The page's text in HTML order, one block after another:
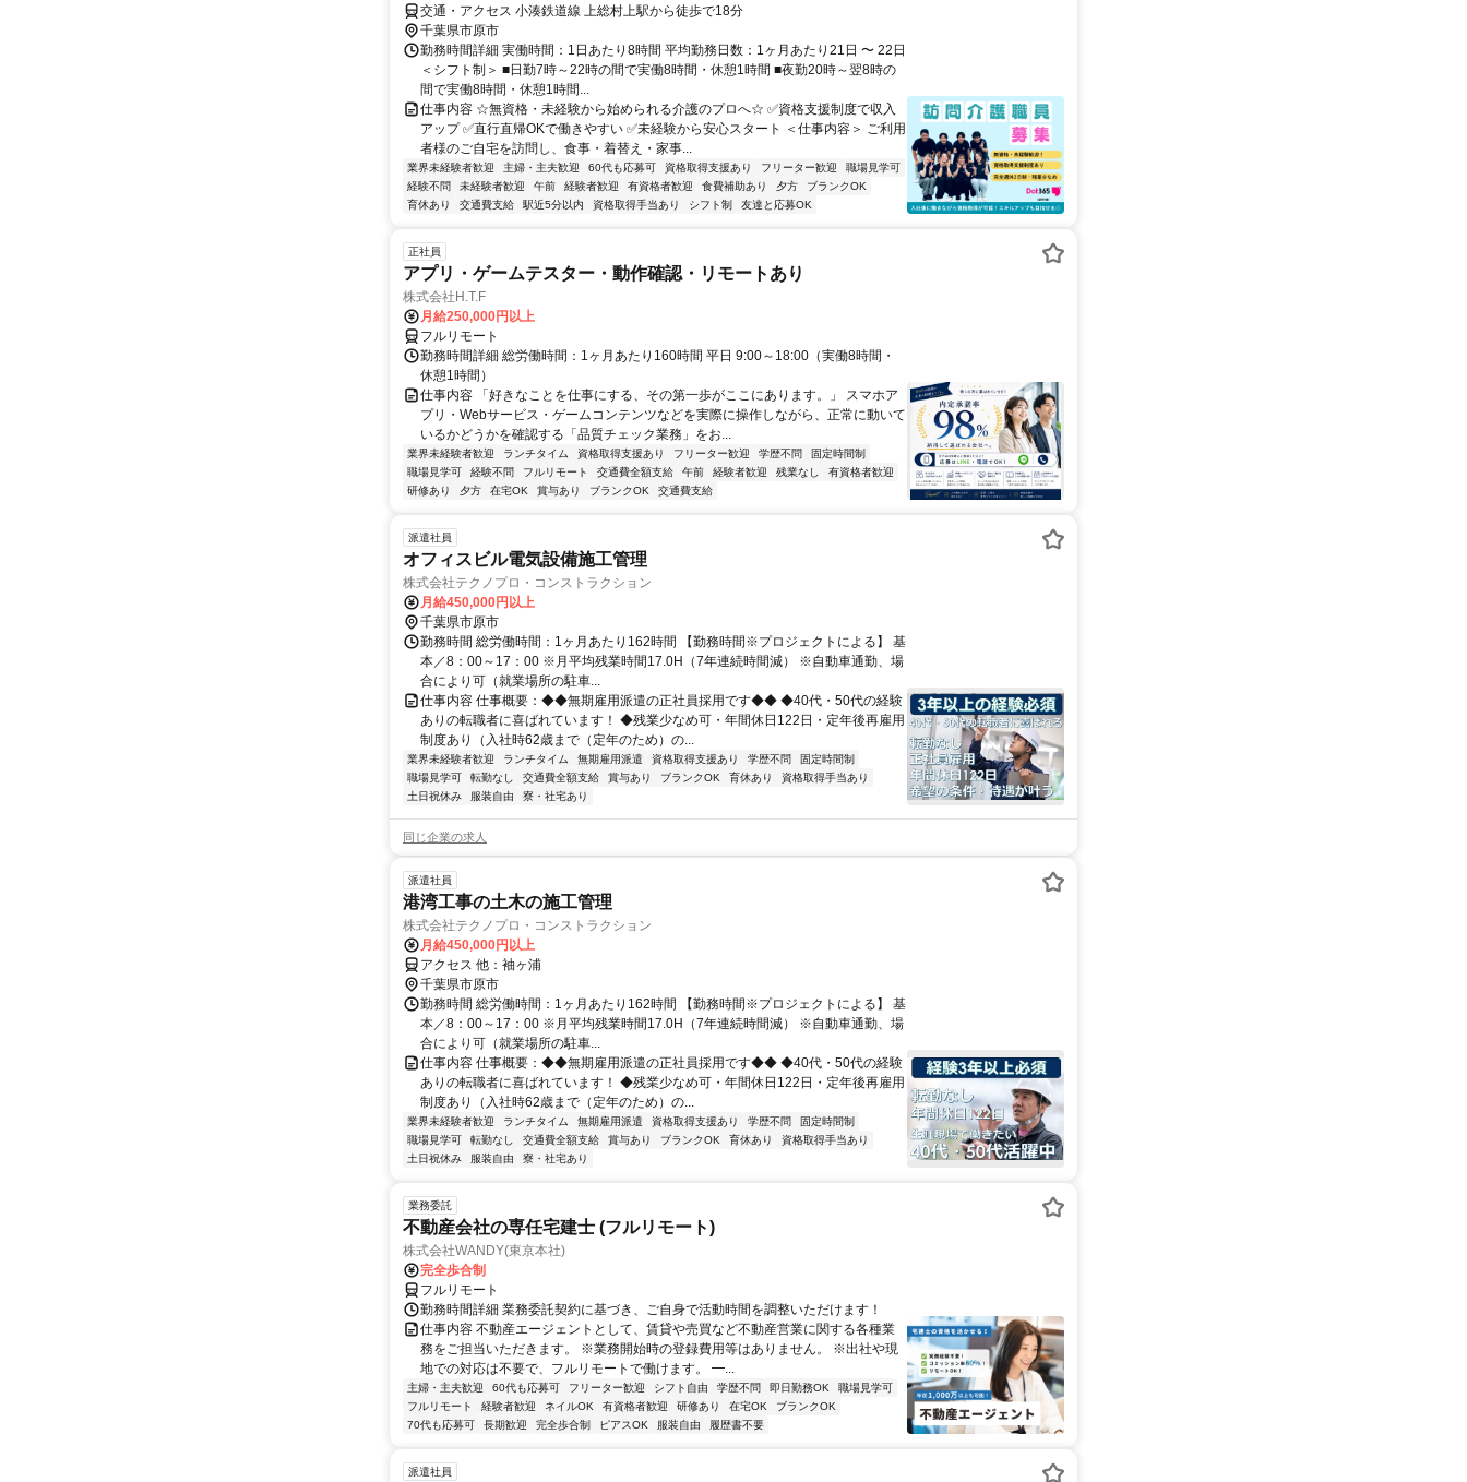
交通・アクセス 小湊鉄道線 上総村上駅から徒歩で18分
千葉県市原市
勤務時間詳細 実働時間：1日あたり8時間 平均勤務日数：1ヶ月あたり21日 〜 22日
＜シフト制＞ ■⽇勤7時～22時の間で実働8時間・休憩1時間 ■夜勤20時～翌8時の
間で実働8時間・休憩1時間...
仕事内容 ☆無資格・未経験から始められる介護のプロへ☆ ✅資格支援制度で収入
アップ ✅直行直帰OKで働きやすい ✅未経験から安心スタート ＜仕事内容＞ ご利⽤
者様のご⾃宅を訪問し、⾷事・着替え・家事...
業界未経験者歓迎 主婦・主夫歓迎 60代も応募可 資格取得支援あり フリーター歓迎
職場見学可
経験不問
未経験者歓迎 午前 経験者歓迎 有資格者歓迎 食費補助あり 夕方
ブランクOK
育休あり
交通費支給 駅近5分以内 資格取得手当あり シフト制 友達と応募OK
正社員
アプリ・ゲームテスター・動作確認・リモートあり
株式会社H.T.F
月給250,000円以上
フルリモート
勤務時間詳細 総労働時間：1ヶ月あたり160時間 平日 9:00～18:00（実働8時間・
休憩1時間）
仕事内容 「好きなことを仕事にする、その第一歩がここにあります。」 スマホア
プリ・Webサービス・ゲームコンテンツなどを実際に操作しながら、正常に動いて
いるかどうかを確認する「品質チェック業務」をお...
業界未経験者歓迎 ランチタイム 資格取得支援あり フリーター歓迎 学歴不問
固定時間制
職場見学可
経験不問 フルリモート 交通費全額支給 午前 経験者歓迎 残業なし
有資格者歓迎
研修あり
夕方 在宅OK 賞与あり ブランクOK 交通費支給
派遣社員
オフィスビル電気設備施工管理
株式会社テクノプロ・コンストラクション
月給450,000円以上
千葉県市原市
勤務時間 総労働時間：1ヶ月あたり162時間 【勤務時間※プロジェクトによる】 基
本／8：00～17：00 ※月平均残業時間17.0H（7年連続時間減） ※自動車通勤、場
合により可（就業場所の駐車...
仕事内容 仕事概要：◆◆無期雇用派遣の正社員採用です◆◆ ◆40代・50代の経験
ありの転職者に喜ばれています！ ◆残業少なめ可・年間休日122日・定年後再雇用
制度あり（入社時62歳まで（定年のため）の...
業界未経験者歓迎 ランチタイム 無期雇用派遣 資格取得支援あり 学歴不問
固定時間制
職場見学可
転勤なし 交通費全額支給 賞与あり ブランクOK 育休あり
資格取得手当あり
土日祝休み
服装自由 寮・社宅あり
同じ企業の求人
派遣社員
港湾工事の土木の施工管理
株式会社テクノプロ・コンストラクション
月給450,000円以上
アクセス 他：袖ヶ浦
千葉県市原市
勤務時間 総労働時間：1ヶ月あたり162時間 【勤務時間※プロジェクトによる】 基
本／8：00～17：00 ※月平均残業時間17.0H（7年連続時間減） ※自動車通勤、場
合により可（就業場所の駐車...
仕事内容 仕事概要：◆◆無期雇用派遣の正社員採用です◆◆ ◆40代・50代の経験
ありの転職者に喜ばれています！ ◆残業少なめ可・年間休日122日・定年後再雇用
制度あり（入社時62歳まで（定年のため）の...
業界未経験者歓迎 ランチタイム 無期雇用派遣 資格取得支援あり 学歴不問
固定時間制
職場見学可
転勤なし 交通費全額支給 賞与あり ブランクOK 育休あり
資格取得手当あり
土日祝休み
服装自由 寮・社宅あり
業務委託
不動産会社の専任宅建士 (フルリモート)
株式会社WANDY(東京本社)
完全歩合制
フルリモート
勤務時間詳細 業務委託契約に基づき、ご自身で活動時間を調整いただけます！
仕事内容 不動産エージェントとして、賃貸や売買など不動産営業に関する各種業
務をご担当いただきます。 ※業務開始時の登録費用等はありません。 ※出社や現
地での対応は不要で、フルリモートで働けます。 ━...
主婦・主夫歓迎 60代も応募可 フリーター歓迎 シフト自由 学歴不問 即日勤務OK
職場見学可
フルリモート
経験者歓迎 ネイルOK 有資格者歓迎 研修あり 在宅OK
ブランクOK
70代も応募可
長期歓迎 完全歩合制 ピアスOK 服装自由 履歴書不要
派遣社員